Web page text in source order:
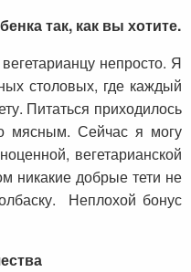
так, как вы хотите.
непросто. Я
столовых, где каждый
Питаться приходилось
мясным. Сейчас я могу
вегетарианской
никакие добрые тети не
Неплохой бонус